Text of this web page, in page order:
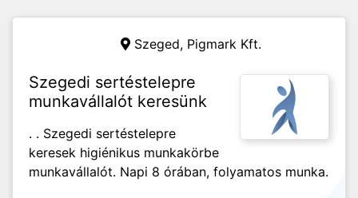
Szeged, Pigmark Kft.
Szegedi sertéstelepre
munkavállalót keresünk
. . Szegedi sertéstelepre
keresek higiénikus munkakörbe
munkavállalót. Napi 8 órában, folyamatos munka.